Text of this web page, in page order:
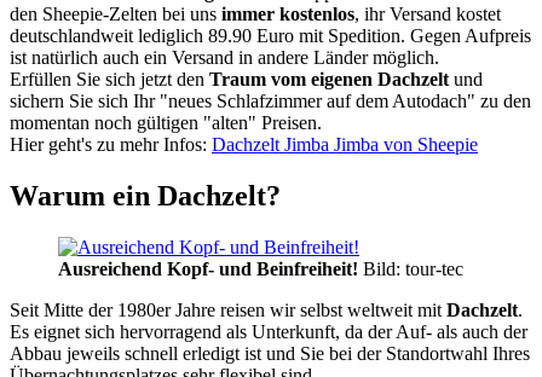
den Sheepie-Zelten bei uns immer kostenlos, ihr Versand kostet
deutschlandweit lediglich 89.90 Euro mit Spedition. Gegen Aufpreis
ist natürlich auch ein Versand in andere Länder möglich.
Erfüllen Sie sich jetzt den Traum vom eigenen Dachzelt und
sichern Sie sich Ihr "neues Schlafzimmer auf dem Autodach" zu den
momentan noch gültigen "alten" Preisen.
Hier geht's zu mehr Infos: Dachzelt Jimba Jimba von Sheepie
Warum ein Dachzelt?
Ausreichend Kopf- und Beinfreiheit! Bild: tour-tec
Seit Mitte der 1980er Jahre reisen wir selbst weltweit mit Dachzelt.
Es eignet sich hervorragend als Unterkunft, da der Auf- als auch der
Abbau jeweils schnell erledigt ist und Sie bei der Standortwahl Ihres